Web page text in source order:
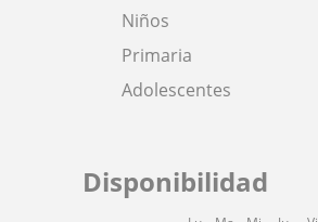
Niños
Primaria
Adolescentes
Disponibilidad